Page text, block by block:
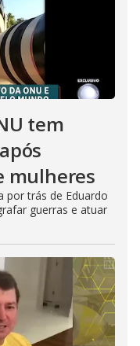
tem
mulheres
por trás de Eduardo
guerras e atuar